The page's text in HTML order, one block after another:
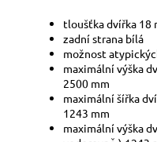
tloušťka dvířka 18
zadní strana bílá
možnost
maximální výška
2500 mm
maximální šířka
1243 mm
maximální výška